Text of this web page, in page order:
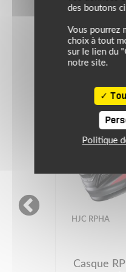
NEXX
Casque
des boutons
Vous pourrez
choix à tout
sur le lien du
notre site.
Politique